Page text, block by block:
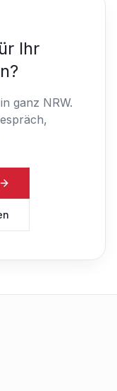
Ihr
ganz NRW.